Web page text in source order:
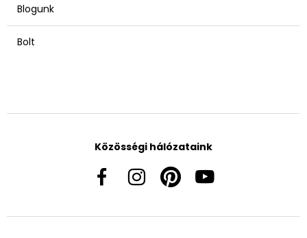
Blogunk
Bolt
Közösségi hálózataink